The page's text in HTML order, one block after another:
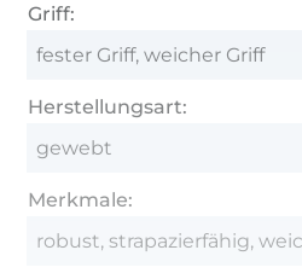
Griff:
fester Griff, weicher Griff
Herstellungsart:
gewebt
Merkmale:
robust, strapazierfähig,